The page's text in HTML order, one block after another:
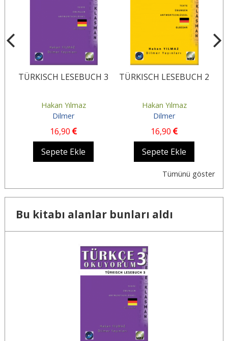
TÜRKISCH LESEBUCH 3
Hakan Yılmaz
Dilmer
16,90
Sepete Ekle
TÜRKISCH LESEBUCH 2
Hakan Yılmaz
Dilmer
16,90
Sepete Ekle
Tümünü göster
Bu kitabı alanlar bunları aldı